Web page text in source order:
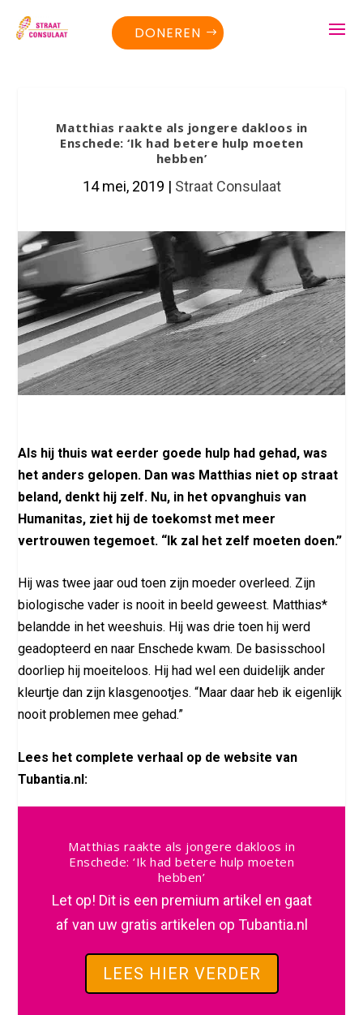
DONEREN
Matthias raakte als jongere dakloos in
Enschede: ‘Ik had betere hulp moeten
hebben’
14 mei, 2019 | Straat Consulaat
Als hij thuis wat eerder goede hulp had gehad, was
het anders gelopen. Dan was Matthias niet op straat
beland, denkt hij zelf. Nu, in het opvanghuis van
Humanitas, ziet hij de toekomst met meer
vertrouwen tegemoet. “Ik zal het zelf moeten doen.”
Hij was twee jaar oud toen zijn moeder overleed. Zijn
biologische vader is nooit in beeld geweest. Matthias*
belandde in het weeshuis. Hij was drie toen hij werd
geadopteerd en naar Enschede kwam. De basisschool
doorliep hij moeiteloos. Hij had wel een duidelijk ander
kleurtje dan zijn klasgenootjes. “Maar daar heb ik eigenlijk
nooit problemen mee gehad.”
Lees het complete verhaal op de website van
Tubantia.nl:
Matthias raakte als jongere dakloos in
Enschede: ‘Ik had betere hulp moeten
hebben’
Let op! Dit is een premium artikel en gaat
af van uw gratis artikelen op Tubantia.nl
LEES HIER VERDER